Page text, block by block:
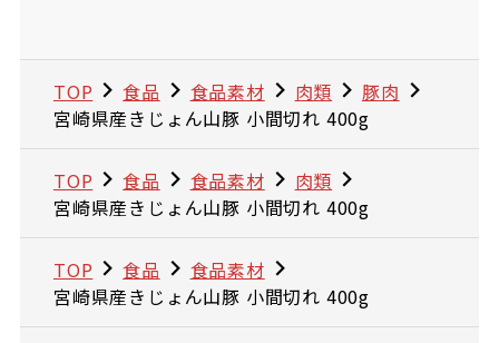
TOP 食品 食品素材 肉類
豚肉
宮崎県産きじょん山豚 小間切れ 400g
TOP 食品 食品素材
肉類
宮崎県産きじょん山豚 小間切れ 400g
TOP 食品
食品素材
宮崎県産きじょん山豚 小間切れ 400g